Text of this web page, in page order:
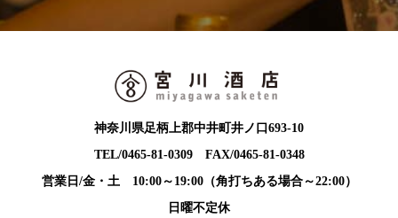
神奈川県足柄上郡中井町井ノ口693-10
TEL/0465-81-0309 FAX/0465-81-0348
営業日/金・土 10:00～19:00（角打ちある場合～22:00）
日曜不定休